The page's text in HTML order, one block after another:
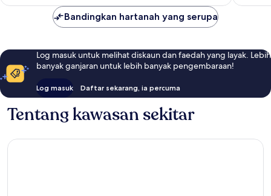
Bandingkan hartanah yang serupa
Log masuk untuk melihat diskaun dan faedah yang layak. Lebih
banyak ganjaran untuk lebih banyak pengembaraan!
Log masuk Daftar sekarang, ia percuma
Tentang kawasan sekitar